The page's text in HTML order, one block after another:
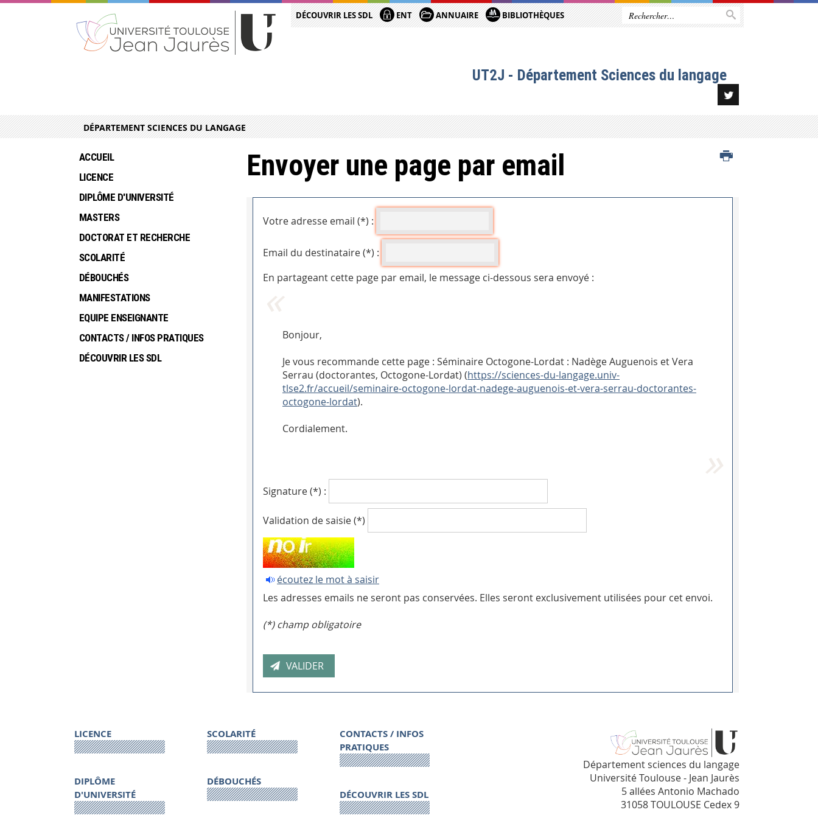
DÉCOUVRIR LES SDL ENT ANNUAIRE BIBLIOTHÈQUES
UT2J - Département Sciences du langage
DÉPARTEMENT SCIENCES DU LANGAGE
Envoyer une page par email
Votre adresse email (*) :
Email du destinataire (*) :
En partageant cette page par email, le message ci-dessous sera envoyé :
Bonjour,
Je vous recommande cette page : Séminaire Octogone-Lordat : Nadège Auguenois et Vera
Serrau (doctorantes, Octogone-Lordat) (https://sciences-du-langage.univ-
tlse2.fr/accueil/seminaire-octogone-lordat-nadege-auguenois-et-vera-serrau-doctorantes-
octogone-lordat).
Cordialement.
Signature (*) :
Validation de saisie (*)
écoutez le mot à saisir
Les adresses emails ne seront pas conservées. Elles seront exclusivement utilisées pour cet envoi.
(*) champ obligatoire
ACCUEIL
LICENCE
DIPLÔME D'UNIVERSITÉ
MASTERS
DOCTORAT ET RECHERCHE
SCOLARITÉ
DÉBOUCHÉS
MANIFESTATIONS
EQUIPE ENSEIGNANTE
CONTACTS / INFOS PRATIQUES
DÉCOUVRIR LES SDL
LICENCE
DIPLÔME
D'UNIVERSITÉ
SCOLARITÉ
DÉBOUCHÉS
CONTACTS / INFOS
PRATIQUES
DÉCOUVRIR LES SDL
Département sciences du langage
Université Toulouse - Jean Jaurès
5 allées Antonio Machado
31058 TOULOUSE Cedex 9